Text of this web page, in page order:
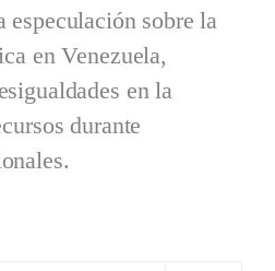
especulación sobre la
en Venezuela,
en la
durante